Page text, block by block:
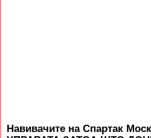
Навивачите на Спартак